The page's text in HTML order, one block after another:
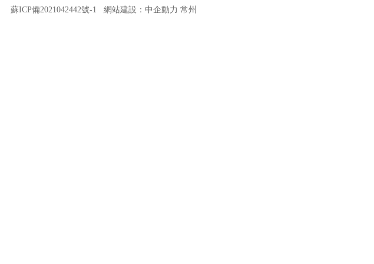
蘇ICP備2021042442號-1 網站建設： 中企動力 常州